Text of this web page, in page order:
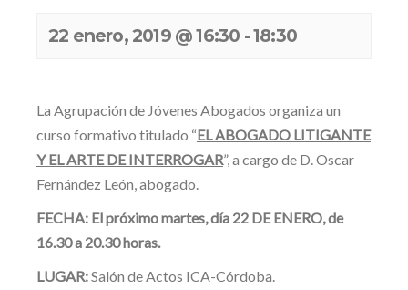
22 enero, 2019 @ 16:30 -18:30
La Agrupación de Jóvenes Abogados organiza un
curso formativo titulado “EL ABOGADO LITIGANTE
Y EL ARTE DE INTERROGAR”, a cargo de D. Oscar
Fernández León, abogado.
FECHA: El próximo martes, día 22 DE ENERO, de
16.30 a 20.30 horas.
LUGAR:Salón de Actos ICA-Córdoba.